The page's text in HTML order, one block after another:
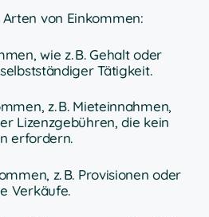
von Einkommen:
wie z. B. Gehalt oder
Tätigkeit.
z. B. Mieteinnahmen,
Lizenzgebühren, die kein
erfordern.
z. B. Provisionen oder
Verkäufe.